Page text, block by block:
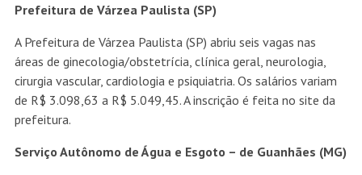
Prefeitura de Várzea Paulista (SP)
A Prefeitura de Várzea Paulista (SP) abriu seis vagas nas
áreas de ginecologia/obstetrícia, clínica geral, neurologia,
cirurgia vascular, cardiologia e psiquiatria. Os salários variam
de R$ 3.098,63 a R$ 5.049,45. A inscrição é feita no site da
prefeitura.
Serviço Autônomo de Água e Esgoto – de Guanhães (MG)